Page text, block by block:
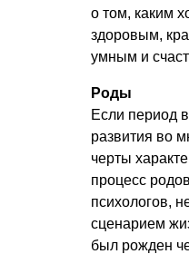
о том, каким
здоровым,
умным и
Роды
Если период
развития во
черты
процесс
психологов,
сценарием
был рожден